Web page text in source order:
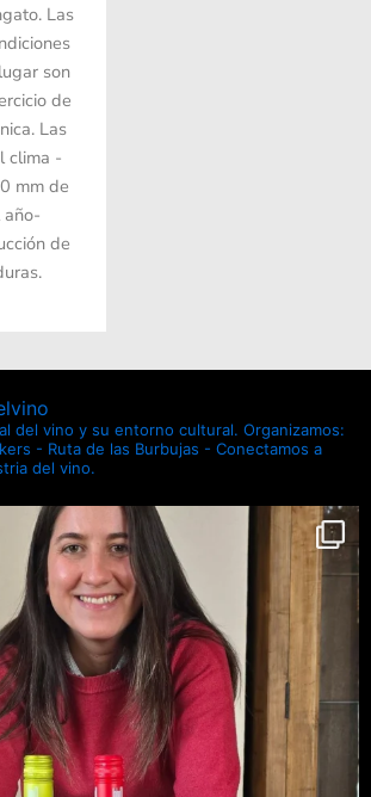
Las
son
de
Las
clima -
mm de
año-
de
del vino y su entorno cultural. Organizamos:
- Ruta de las Burbujas - Conectamos a
del vino.